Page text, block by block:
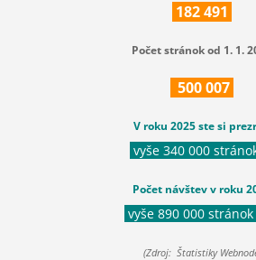
182491
Počet stránok od 1. 1.
500007
V roku 2025 ste si
vyše 340 000
Počet návštev v roku
vyše 890 000 stránok
(Zdroj: Štatistiky